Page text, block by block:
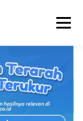
Menu
ALUMNI